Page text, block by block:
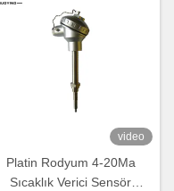
video
Platin Rodyum 4-20Ma
Sıcaklık Verici Sensör